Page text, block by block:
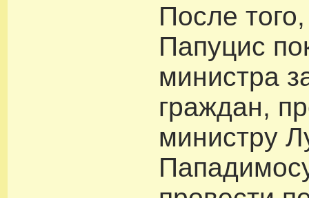
После
Папуцис
министра
граждан,
министру